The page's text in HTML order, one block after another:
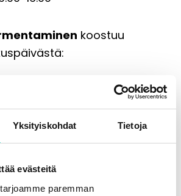
Yksityiskohdat Tietoja
evästeitä
paremman
koostuu
16.00 | Ajankohtaista
varmennuksesta (etä- ja
16.00 |